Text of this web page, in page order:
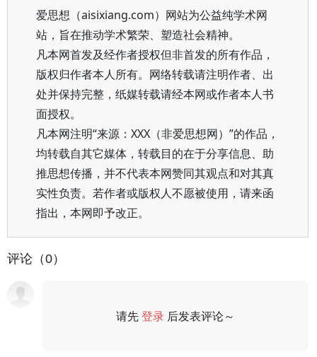
爱思想（aisixiang.com）网站为公益纯学术网
站，旨在推动学术繁荣、塑造社会精神。
凡本网首发及经作者授权但非首发的所有作品，
版权归作者本人所有。网络转载请注明作者、出
处并保持完整，纸媒转载请经本网或作者本人书
面授权。
凡本网注明“来源：XXX（非爱思想网）”的作品，
均转载自其它媒体，转载目的在于分享信息、助
推思想传播，并不代表本网赞同其观点和对其真
实性负责。若作者或版权人不愿被使用，请来函
指出，本网即予改正。
评论（0）
请先登录 后发表评论～